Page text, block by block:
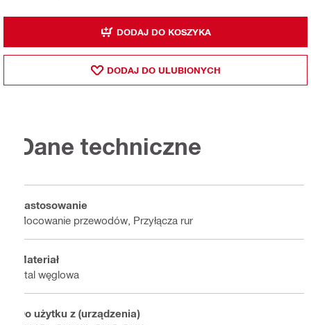
DODAJ DO KOSZYKA
DODAJ DO ULUBIONYCH
Dane techniczne
Zastosowanie
Mocowanie przewodów, Przyłącza rur
Materiał
Stal węglowa
Do użytku z (urządzenia)